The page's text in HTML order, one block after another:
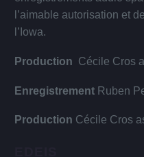
l’aimable autorisation et
l’Iowa.
Production Cécile Cros
Enregistrement Ruben
Production Cécile Cros